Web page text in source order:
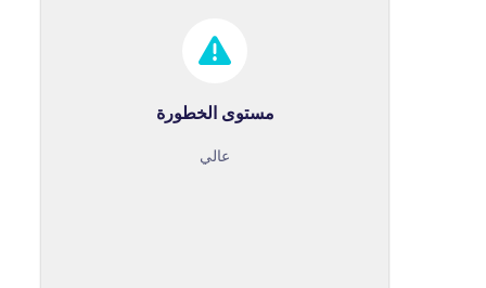
مستوى الخطورة
عالي